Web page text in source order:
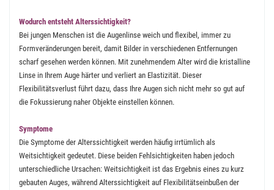
Wodurch entsteht Alterssichtigkeit?
Bei jungen Menschen ist die Augenlinse weich und flexibel, immer zu
Formveränderungen bereit, damit Bilder in verschiedenen Entfernungen
scharf gesehen werden können. Mit zunehmendem Alter wird die kristalline
Linse in Ihrem Auge härter und verliert an Elastizität. Dieser
Flexibilitätsverlust führt dazu, dass Ihre Augen sich nicht mehr so gut auf
die Fokussierung naher Objekte einstellen können.
Symptome
Die Symptome der Alterssichtigkeit werden häufig irrtümlich als
Weitsichtigkeit gedeutet. Diese beiden Fehlsichtigkeiten haben jedoch
unterschiedliche Ursachen: Weitsichtigkeit ist das Ergebnis eines zu kurz
gebauten Auges, während Alterssichtigkeit auf Flexibilitätseinbußen der